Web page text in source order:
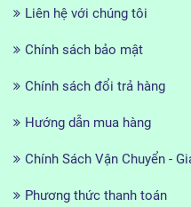
Liên hệ với chúng tôi
Chính sách bảo mật
Chính sách đổi trả hàng
Hướng dẫn mua hàng
Chính Sách Vận Chuyển -
Phương thức thanh toán